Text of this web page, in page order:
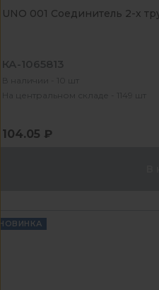
UNO 001 Соединитель 2-х
КА-1065813
В наличии - 10 шт
На центральном складе - 1149 шт
104.05 ₽